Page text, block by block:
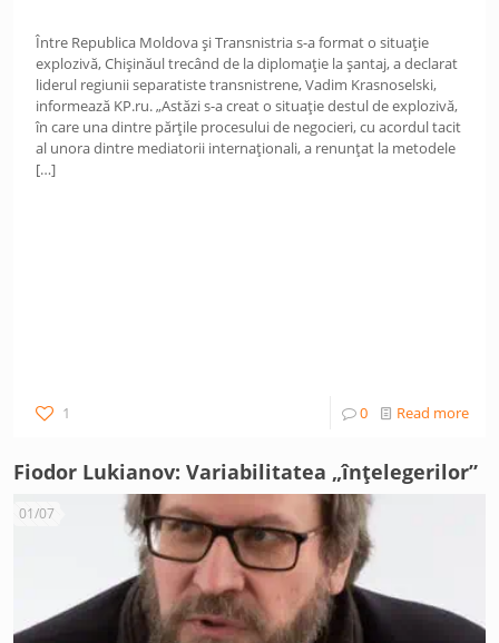
Între Republica Moldova și Transnistria s-a format o situație
explozivă, Chișinăul trecând de la diplomație la șantaj, a declarat
liderul regiunii separatiste transnistrene, Vadim Krasnoselski,
informează KP.ru. „Astăzi s-a creat o situație destul de explozivă,
în care una dintre părțile procesului de negocieri, cu acordul tacit
al unora dintre mediatorii internaționali, a renunțat la metodele
[…]
1 0 Read more
Fiodor Lukianov: Variabilitatea „înțelegerilor”
01/07